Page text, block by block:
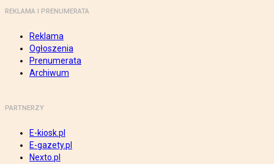
REKLAMA I PRENUMERATA
Reklama
Ogłoszenia
Prenumerata
Archiwum
PARTNERZY
E-kiosk.pl
E-gazety.pl
Nexto.pl